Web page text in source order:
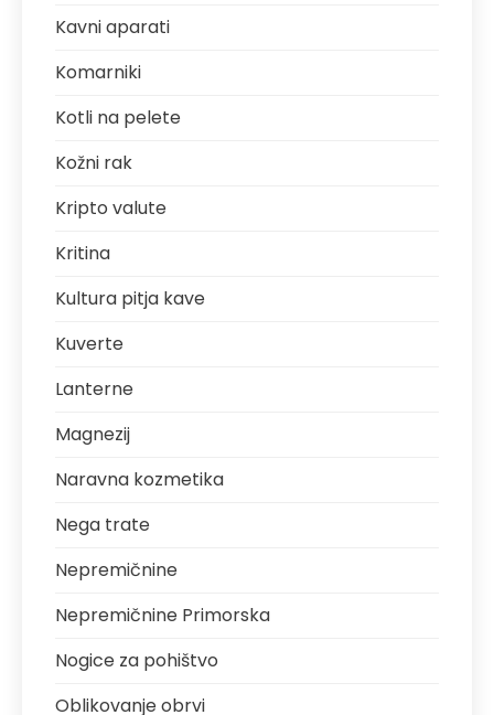
Kavni aparati
Komarniki
Kotli na pelete
Kožni rak
Kripto valute
Kritina
Kultura pitja kave
Kuverte
Lanterne
Magnezij
Naravna kozmetika
Nega trate
Nepremičnine
Nepremičnine Primorska
Nogice za pohištvo
Oblikovanje obrvi